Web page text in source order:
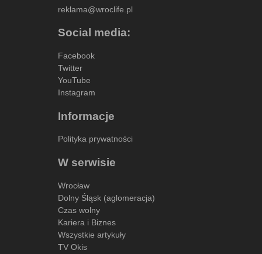
reklama@wroclife.pl
Social media:
Facebook
Twitter
YouTube
Instagram
Informacje
Polityka prywatności
W serwisie
Wrocław
Dolny Śląsk (aglomeracja)
Czas wolny
Kariera i Biznes
Wszystkie artykuły
TV Okis